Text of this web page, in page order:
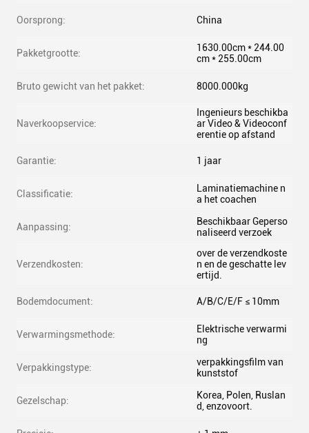
Oorsprong: China
Pakketgrootte:
1630.00cm * 244.00
cm * 255.00cm
Bruto gewicht van het pakket: 8000.000kg
Naverkoopservice:
Ingenieurs beschikba
ar Video & Videoconf
erentie op afstand
Garantie: 1 jaar
Classificatie:
Laminatiemachine n
a het coachen
Aanpassing:
Beschikbaar Geperso
naliseerd verzoek
Verzendkosten:
over de verzendkoste
n en de geschatte lev
ertijd.
Bodemdocument: A/B/C/E/F ≤ 10mm
Verwarmingsmethode:
Elektrische verwarmi
ng
Verpakkingstype:
verpakkingsfilm van
kunststof
Gezelschap:
Korea, Polen, Ruslan
d, enzovoort.